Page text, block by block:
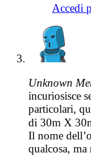
Accedi
Unknown
incuriosisce
particolari,
di 30m X
Il nome
qualcosa,